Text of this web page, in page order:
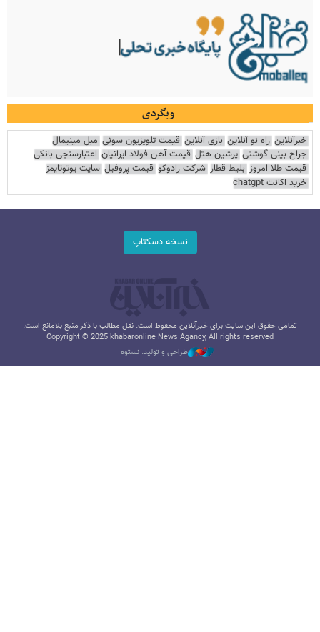
وبگردی
خبرآنلاین راه نو آنلاین بازی آنلاین قیمت تلویزیون سونی مبل مینیمال
جراح بینی گوشتی پرشین هتل قیمت آهن فولاد ایرانیان اعتبارسنجی بانکی
قیمت طلا امروز بلیط قطار شرکت رادوکو قیمت پروفیل سایت یوتوتایمز
خرید اکانت chatgpt
نسخه دسکتاپ
تمامی حقوق این سایت برای خبرآنلاین محفوظ است. نقل مطالب با ذکر منبع بلامانع است.
Copyright © 2025 khabaronline News Agancy, All rights reserved
طراحی و تولید: نستوه